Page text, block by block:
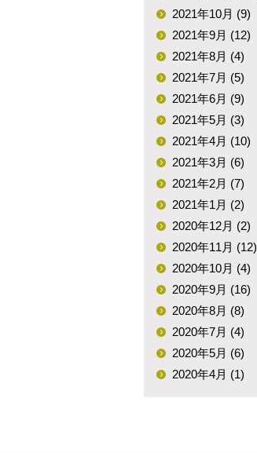
2021年10月 (9)
2021年9月 (12)
2021年8月 (4)
2021年7月 (5)
2021年6月 (9)
2021年5月 (3)
2021年4月 (10)
2021年3月 (6)
2021年2月 (7)
2021年1月 (2)
2020年12月 (2)
2020年11月 (12)
2020年10月 (4)
2020年9月 (16)
2020年8月 (8)
2020年7月 (4)
2020年5月 (6)
2020年4月 (1)